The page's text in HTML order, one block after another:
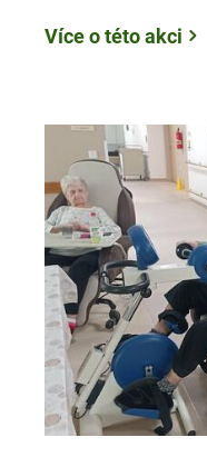
Více o této akci